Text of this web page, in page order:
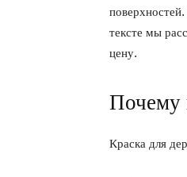
тексте мы
цену.
Почему
Краска для